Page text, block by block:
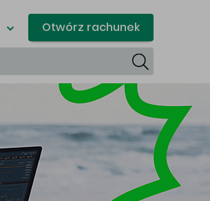
Otwórz rachunek